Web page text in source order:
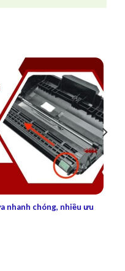
Sửa chữa tận nơi chuyên